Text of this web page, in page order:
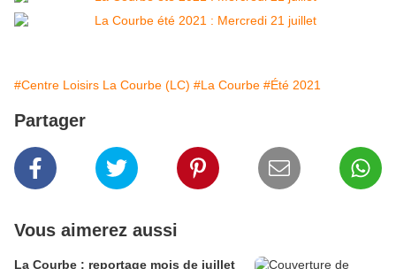
#Centre Loisirs La Courbe (LC) #La Courbe #Été 2021
Partager
Vous aimerez aussi
La Courbe : reportage mois de juillet